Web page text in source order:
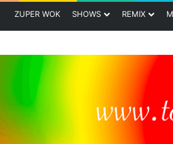
ZUPER WOK SHOWS REMIX